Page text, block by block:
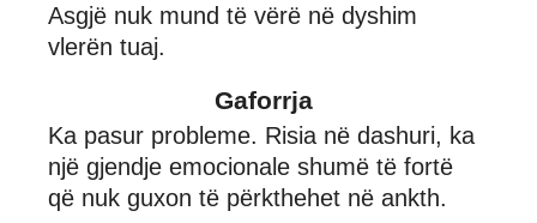
Asgjë nuk mund të vërë në dyshim
vlerën tuaj.
Gaforrja
Ka pasur probleme. Risia në dashuri, ka
një gjendje emocionale shumë të fortë
që nuk guxon të përkthehet në ankth.